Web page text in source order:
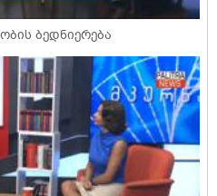
ბედნიერება